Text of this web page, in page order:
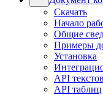
Скачать
Начало
Общие
Примеры
Установка
API
API таблиц